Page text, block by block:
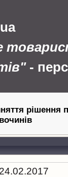
-
рішення
24.02.2017